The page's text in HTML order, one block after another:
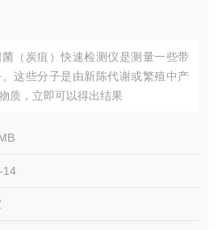
（炭疽）快速检测仪是测量一些带
这些分子是由新陈代谢或繁殖中产
质，立即可以得出结果
14